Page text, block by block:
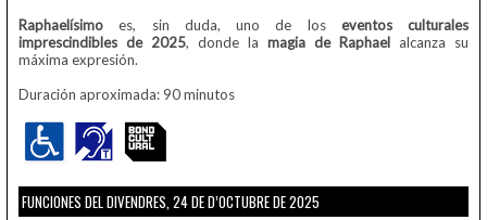
Raphaelísimo es, sin duda, uno de los eventos culturales
imprescindibles de 2025, donde la magia de Raphael alcanza su
máxima expresión.
Duración aproximada: 90 minutos
FUNCIONES DEL DIVENDRES, 24 DE D’OCTUBRE DE 2025